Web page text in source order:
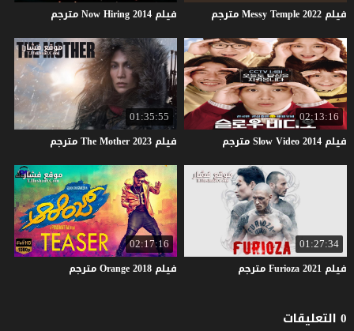
فيلم MessyTemple2022 مترجم فيلم NowHiring2014 مترجم
02:13:16
فيلم SlowVideo2014 مترجم
01:35:55
فيلم TheMother2023 مترجم
01:27:34
فيلم Furioza2021 مترجم
02:17:16
فيلم Orange2018 مترجم
0 التعليقات